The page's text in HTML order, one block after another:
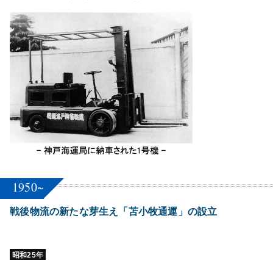
1950~
戦後物流の新たな芽生え「苫小牧通運」の設立
昭和25年